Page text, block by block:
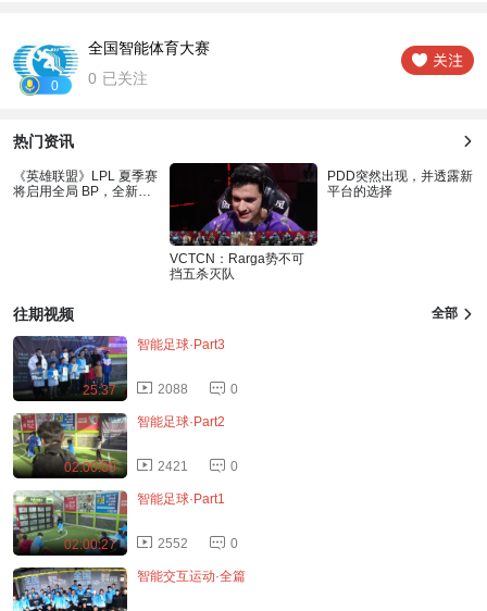
0
全国智能体育大赛
0 已关注
热门资讯
《英雄联盟》LPL 夏季赛
将启用全局 BP，全新赛
VCTCN：Rarga势不可
挡五杀灭队
PDD突然出现，并透露新
平台的选择
往期视频 全部
25:37
智能足球·Part3
2088 0
02:00:00
智能足球·Part2
2421 0
02:00:27
智能足球·Part1
2552 0
智能交互运动·全篇